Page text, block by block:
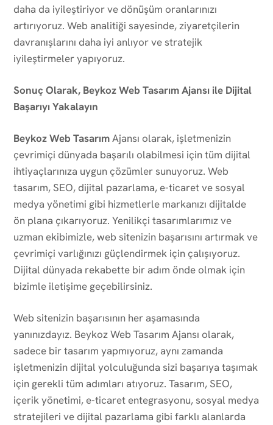
daha da iyileştiriyor ve dönüşüm oranlarınızı
artırıyoruz. Web analitiği sayesinde, ziyaretçilerin
davranışlarını daha iyi anlıyor ve stratejik
iyileştirmeler yapıyoruz.
Sonuç Olarak, Beykoz Web Tasarım Ajansı ile Dijital
Başarıyı Yakalayın
Beykoz Web TasarımAjansı olarak, işletmenizin
çevrimiçi dünyada başarılı olabilmesi için tüm dijital
ihtiyaçlarınıza uygun çözümler sunuyoruz. Web
tasarım, SEO, dijital pazarlama, e-ticaret ve sosyal
medya yönetimi gibi hizmetlerle markanızı dijitalde
ön plana çıkarıyoruz. Yenilikçi tasarımlarımız ve
uzman ekibimizle, web sitenizin başarısını artırmak ve
çevrimiçi varlığınızı güçlendirmek için çalışıyoruz.
Dijital dünyada rekabette bir adım önde olmak için
bizimle iletişime geçebilirsiniz.
Web sitenizin başarısının her aşamasında
yanınızdayız. Beykoz Web Tasarım Ajansı olarak,
sadece bir tasarım yapmıyoruz, aynı zamanda
işletmenizin dijital yolculuğunda sizi başarıya taşımak
için gerekli tüm adımları atıyoruz. Tasarım, SEO,
içerik yönetimi, e-ticaret entegrasyonu, sosyal medya
stratejileri ve dijital pazarlama gibi farklı alanlarda